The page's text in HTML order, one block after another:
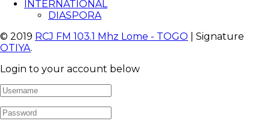
INTERNATIONAL
DIASPORA
© 2019 RCJ FM 103.1 Mhz Lome - TOGO | Signature
OTIYA.
Login to your account below